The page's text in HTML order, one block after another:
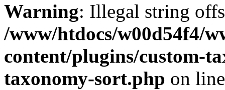
Warning: Illegal string
/www/htdocs/w00d54f4/
content/plugins/custom-
taxonomy-sort.php on